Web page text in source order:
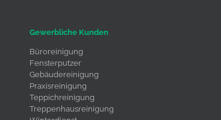
Gewerbliche Kunden
Büroreinigung
Fensterputzer
Gebäudereinigung
Praxisreinigung
Teppichreinigung
Treppenhausreinigung